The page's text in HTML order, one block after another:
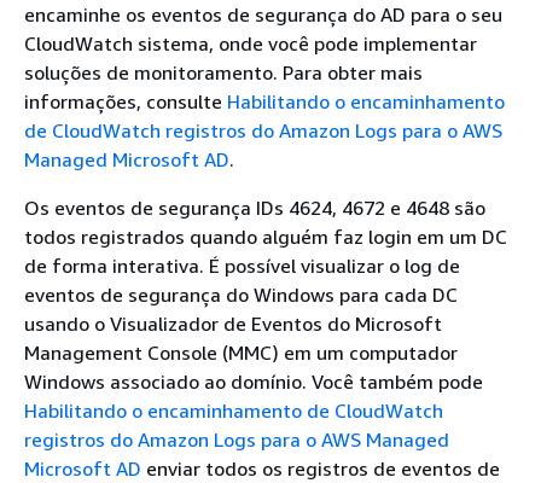
encaminhe os eventos de segurança do AD para o seu
CloudWatch sistema, onde você pode implementar
soluções de monitoramento. Para obter mais
informações, consulte Habilitando o encaminhamento
de CloudWatch registros do Amazon Logs para o AWS
Managed Microsoft AD.
Os eventos de segurança IDs 4624, 4672 e 4648 são
todos registrados quando alguém faz login em um DC
de forma interativa. É possível visualizar o log de
eventos de segurança do Windows para cada DC
usando o Visualizador de Eventos do Microsoft
Management Console (MMC) em um computador
Windows associado ao domínio. Você também pode
Habilitando o encaminhamento de CloudWatch
registros do Amazon Logs para o AWS Managed
Microsoft AD enviar todos os registros de eventos de